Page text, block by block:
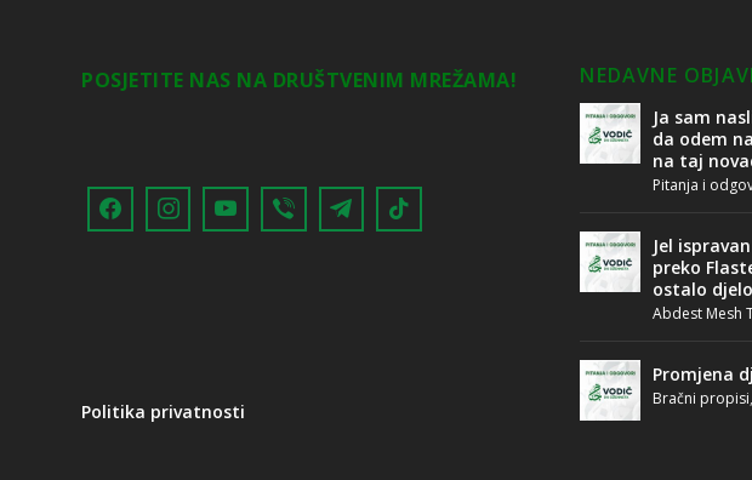
POSJETITE NAS NA DRUŠTVENIM MREŽAMA!
Politika privatnosti
NEDAVNE
Ja sam
da odem
na taj
Pitanja i
Jel
preko
ostalo
Abdest Mesh
Promjena
Bračni propisi,